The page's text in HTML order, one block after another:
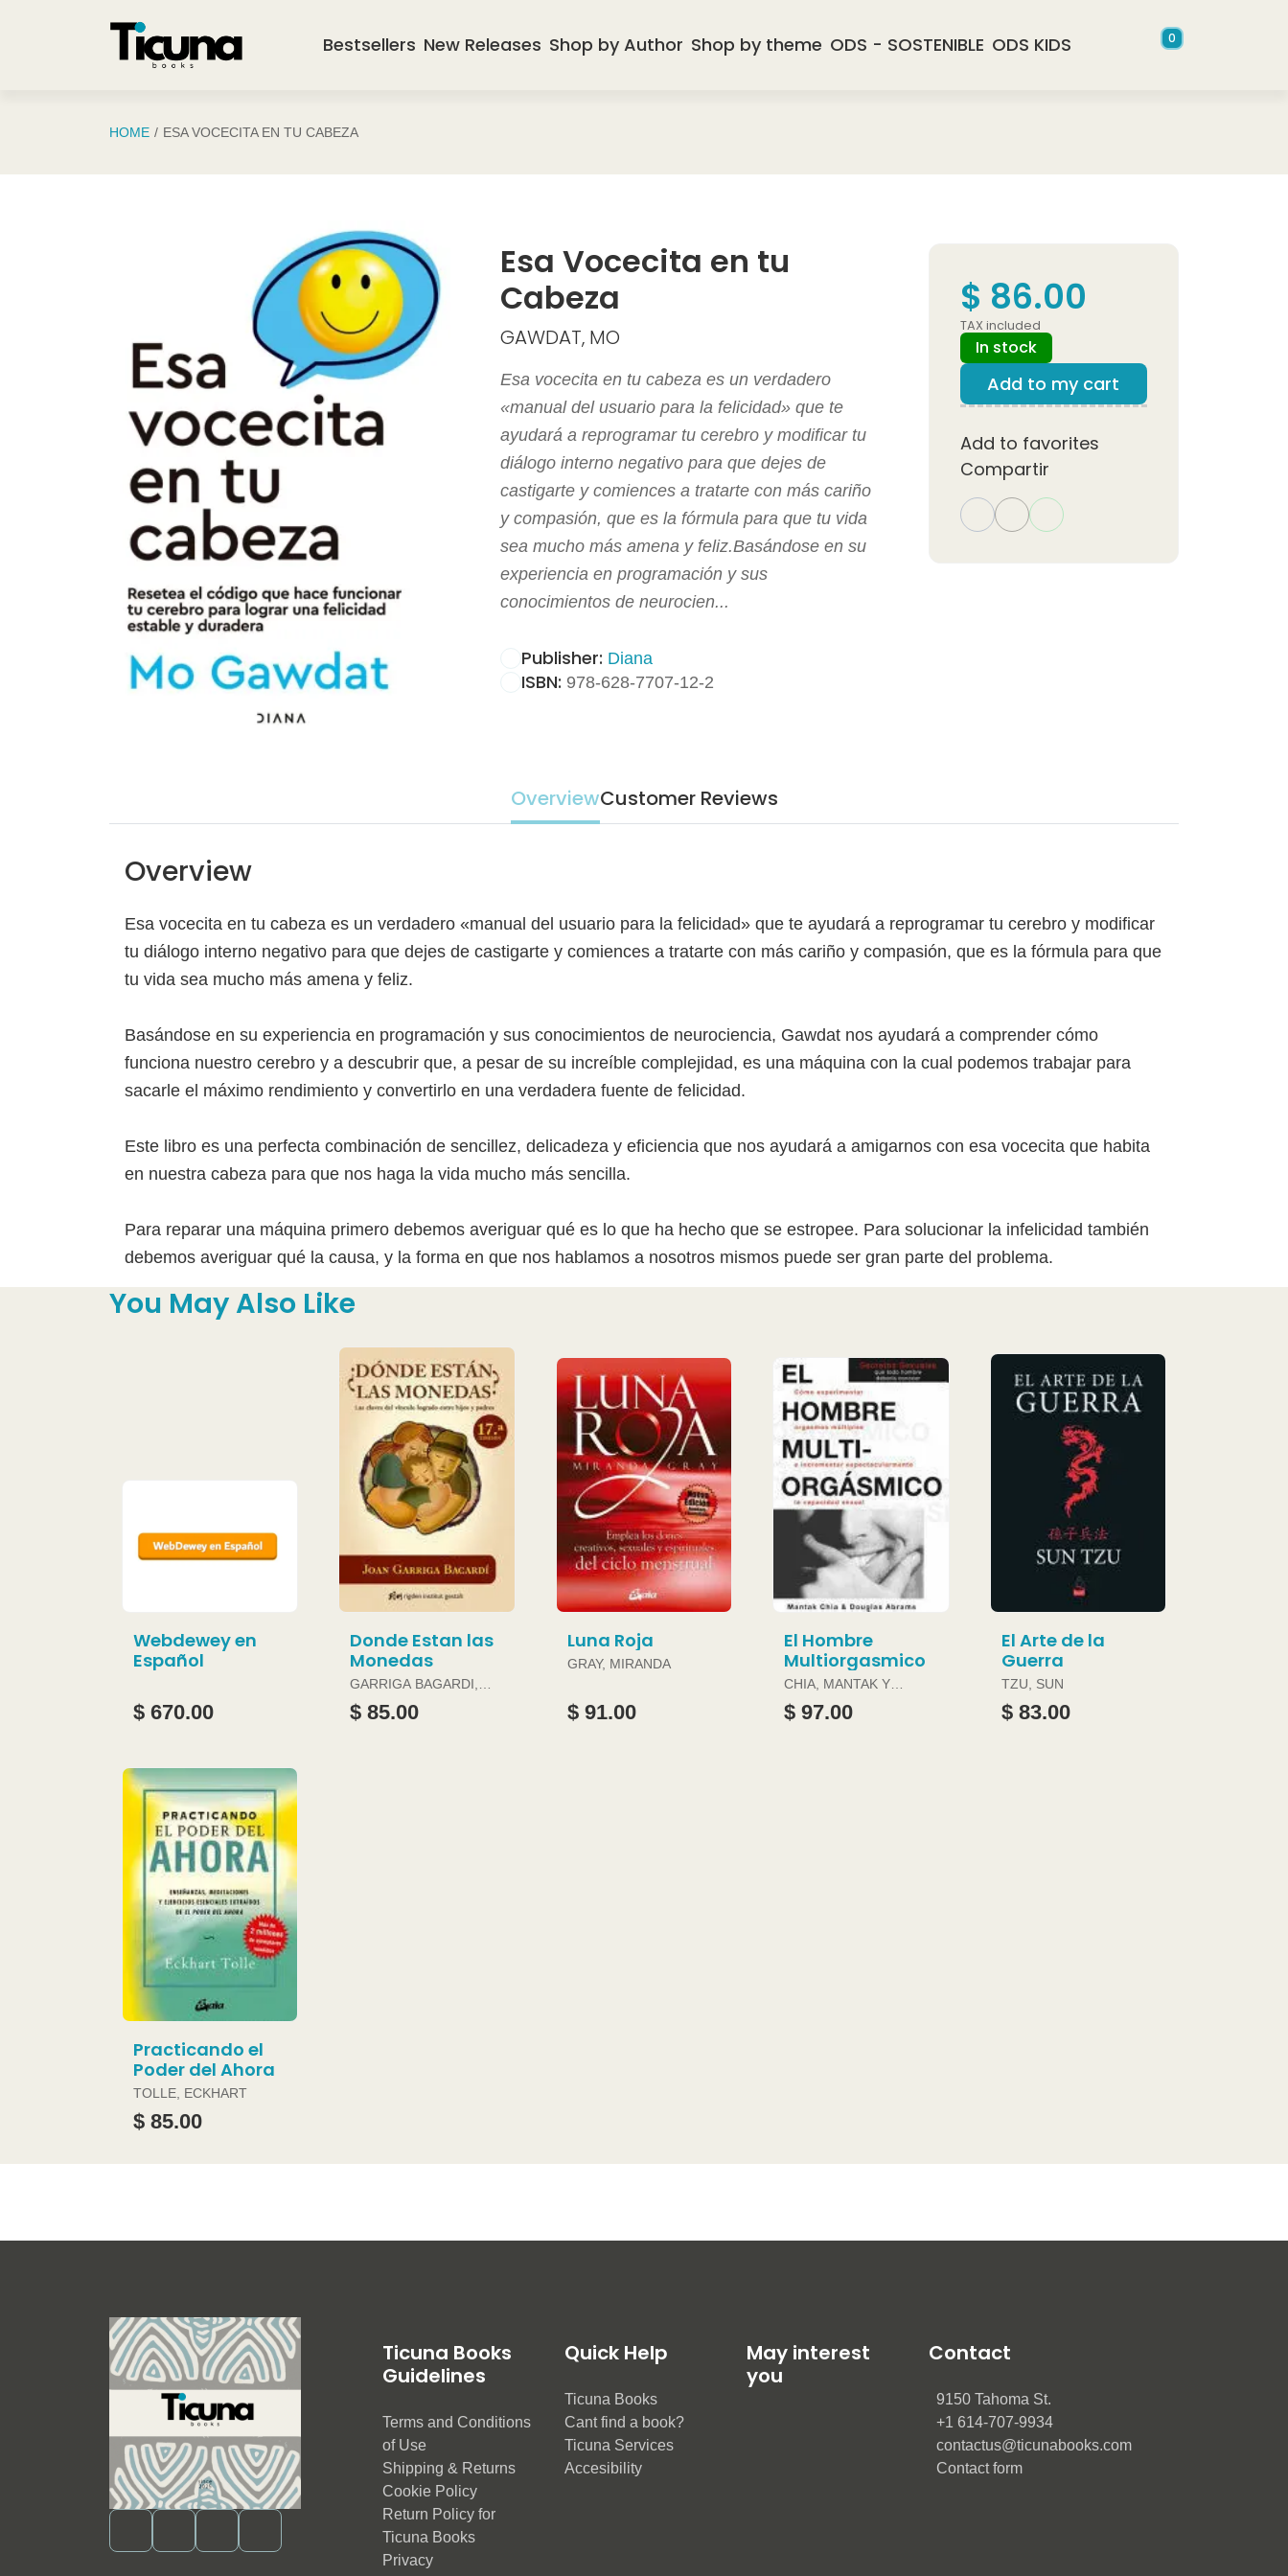
Bestsellers New Releases Shop by Author Shop by theme ODS - SOSTENIBLE ODS KIDS 0
HOME ESA VOCECITA EN TU CABEZA
Esa Vocecita en tu
Cabeza
GAWDAT, MO
Esa vocecita en tu cabeza es un verdadero
«manual del usuario para la felicidad» que te
ayudará a reprogramar tu cerebro y modificar tu
diálogo interno negativo para que dejes de
castigarte y comiences a tratarte con más cariño
y compasión, que es la fórmula para que tu vida
sea mucho más amena y feliz.Basándose en su
experiencia en programación y sus
conocimientos de neurocien...
Publisher: Diana
ISBN: 978-628-7707-12-2
$ 86.00
TAX included
In stock
Add to my cart
Add to favorites
Compartir
OverviewCustomer Reviews
Overview
Esa vocecita en tu cabeza es un verdadero «manual del usuario para la felicidad» que te ayudará a reprogramar tu cerebro y modificar
tu diálogo interno negativo para que dejes de castigarte y comiences a tratarte con más cariño y compasión, que es la fórmula para que
tu vida sea mucho más amena y feliz.
Basándose en su experiencia en programación y sus conocimientos de neurociencia, Gawdat nos ayudará a comprender cómo
funciona nuestro cerebro y a descubrir que, a pesar de su increíble complejidad, es una máquina con la cual podemos trabajar para
sacarle el máximo rendimiento y convertirlo en una verdadera fuente de felicidad.
Este libro es una perfecta combinación de sencillez, delicadeza y eficiencia que nos ayudará a amigarnos con esa vocecita que habita
en nuestra cabeza para que nos haga la vida mucho más sencilla.
Para reparar una máquina primero debemos averiguar qué es lo que ha hecho que se estropee. Para solucionar la infelicidad también
debemos averiguar qué la causa, y la forma en que nos hablamos a nosotros mismos puede ser gran parte del problema.
You May Also Like
Webdewey en
Español
$ 670.00
Donde Estan las
Monedas
GARRIGA BAGARDI,
JOAN
$ 85.00
Luna Roja
GRAY, MIRANDA
$ 91.00
El Hombre
Multiorgasmico
CHIA, MANTAK Y
DOUGLAS ABRAMS
$ 97.00
El Arte de la
Guerra
TZU, SUN
$ 83.00
Practicando el
Poder del Ahora
TOLLE, ECKHART
$ 85.00
Ticuna Books
Guidelines
Terms and Conditions
of Use
Shipping & Returns
Cookie Policy
Return Policy for
Ticuna Books
Privacy
Quick Help
Ticuna Books
Cant find a book?
Ticuna Services
Accesibility
May interest
you
Contact
9150 Tahoma St.
+1 614-707-9934
contactus@ticunabooks.com
Contact form